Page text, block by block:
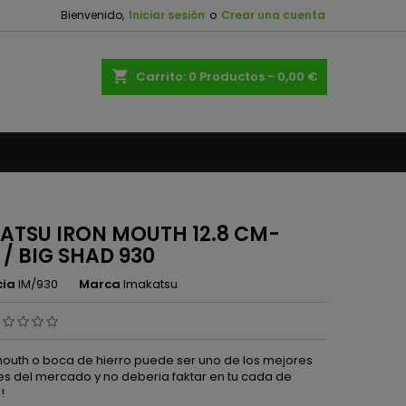
Bienvenido, Iniciar sesión o Crear una cuenta
shopping_cart Carrito: 0 Productos - 0,00 €
IRON MOUTH 12.8 CM-
BIG SHAD 930
IM/930 Marca Imakatsu
o boca de hierro puede ser uno de los mejores
del mercado y no deberia faktar en tu cada de